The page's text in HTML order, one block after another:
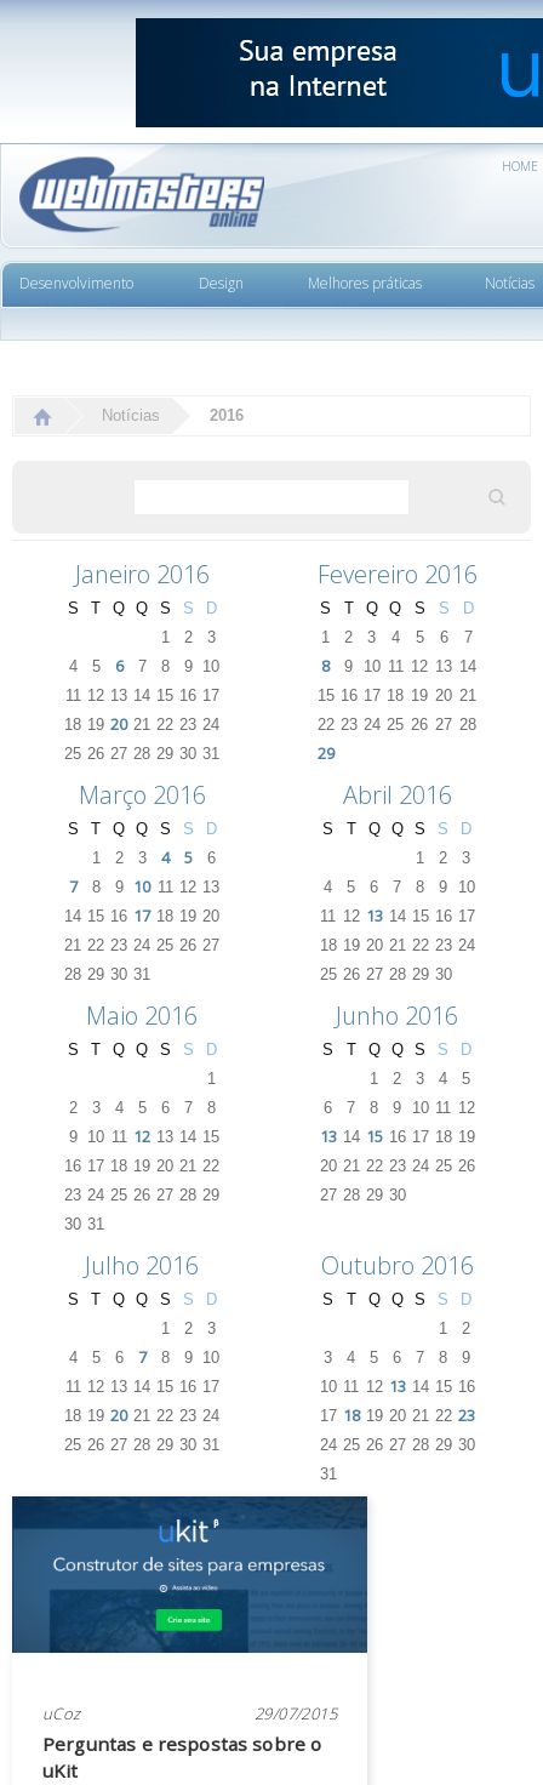
HOME
Desenvolvimento Design Melhores práticas Notícias
Notícias 2016
Janeiro 2016
S T Q Q S S
D
1
2
3
4
5 6 7 8 9
10
11 12 13 14 15 16 17
18 19 20 21 22 23 24
25 26 27 28 29 30 31
Fevereiro 2016
S T Q Q S S
D
1
2 3 4 5 6 7
8 9 10 11 12 13 14
15 16 17 18 19 20 21
22 23 24 25 26 27 28
29
Março 2016
S T Q Q S S
D
1
2 3 4 5 6
7 8 9 10 11 12 13
14 15 16 17 18 19 20
21 22 23 24 25 26 27
28 29 30 31
Abril 2016
S T Q Q S S
D
1
2
3
4
5 6 7 8 9
10
11 12 13 14 15 16 17
18 19 20 21 22 23 24
25 26 27 28 29 30
Maio 2016
S T Q Q S S
D
1
2
3 4 5 6 7
8
9
10 11 12 13 14 15
16 17 18 19 20 21 22
23 24 25 26 27 28 29
30 31
Junho 2016
S T Q Q S S
D
1
2 3 4
5
6
7 8 9 10 11 12
13 14 15 16 17 18 19
20 21 22 23 24 25 26
27 28 29 30
Julho 2016
S T Q Q S S
D
1
2
3
4
5 6 7 8 9
10
11 12 13 14 15 16 17
18 19 20 21 22 23 24
25 26 27 28 29 30 31
Outubro 2016
S T Q Q S S
D
1
2
3
4 5 6 7 8
9
10 11 12 13 14 15 16
17 18 19 20 21 22 23
24 25 26 27 28 29 30
31
uCoz 29/07/2015
Perguntas e respostas sobre o
uKit